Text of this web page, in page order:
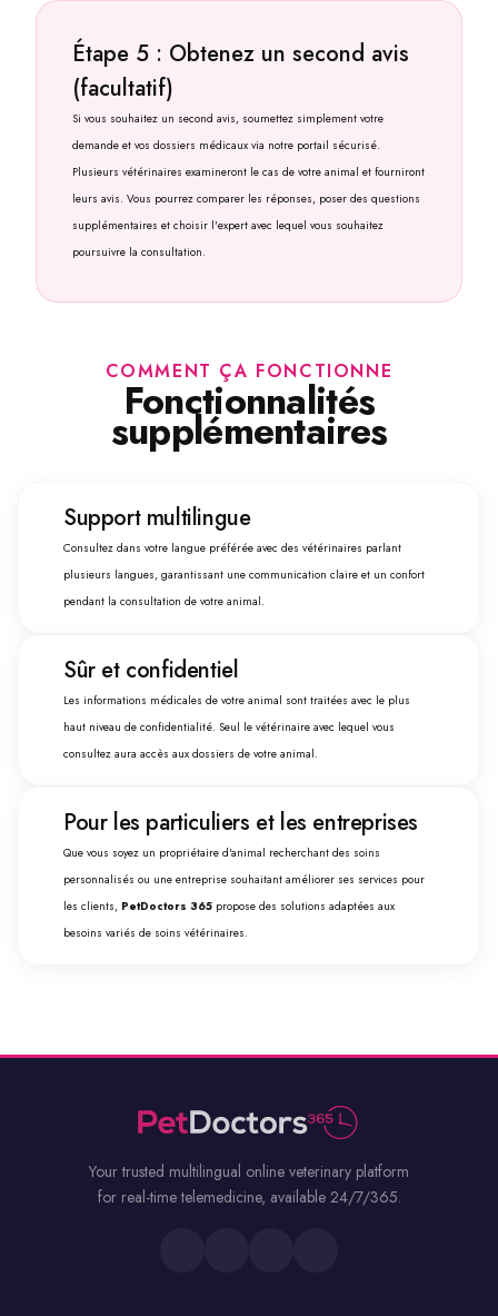
Étape 5 : Obtenez un second avis
(facultatif)
Si vous souhaitez un second avis, soumettez simplement votre
demande et vos dossiers médicaux via notre portail sécurisé.
Plusieurs vétérinaires examineront le cas de votre animal et fourniront
leurs avis. Vous pourrez comparer les réponses, poser des questions
supplémentaires et choisir l'expert avec lequel vous souhaitez
poursuivre la consultation.
COMMENT ÇA FONCTIONNE
Fonctionnalités
supplémentaires
Support multilingue
Consultez dans votre langue préférée avec des vétérinaires parlant
plusieurs langues, garantissant une communication claire et un confort
pendant la consultation de votre animal.
Sûr et confidentiel
Les informations médicales de votre animal sont traitées avec le plus
haut niveau de confidentialité. Seul le vétérinaire avec lequel vous
consultez aura accès aux dossiers de votre animal.
Pour les particuliers et les entreprises
Que vous soyez un propriétaire d'animal recherchant des soins
personnalisés ou une entreprise souhaitant améliorer ses services pour
les clients, PetDoctors 365 propose des solutions adaptées aux
besoins variés de soins vétérinaires.
Your trusted multilingual online veterinary platform
for real-time telemedicine, available 24/7/365.